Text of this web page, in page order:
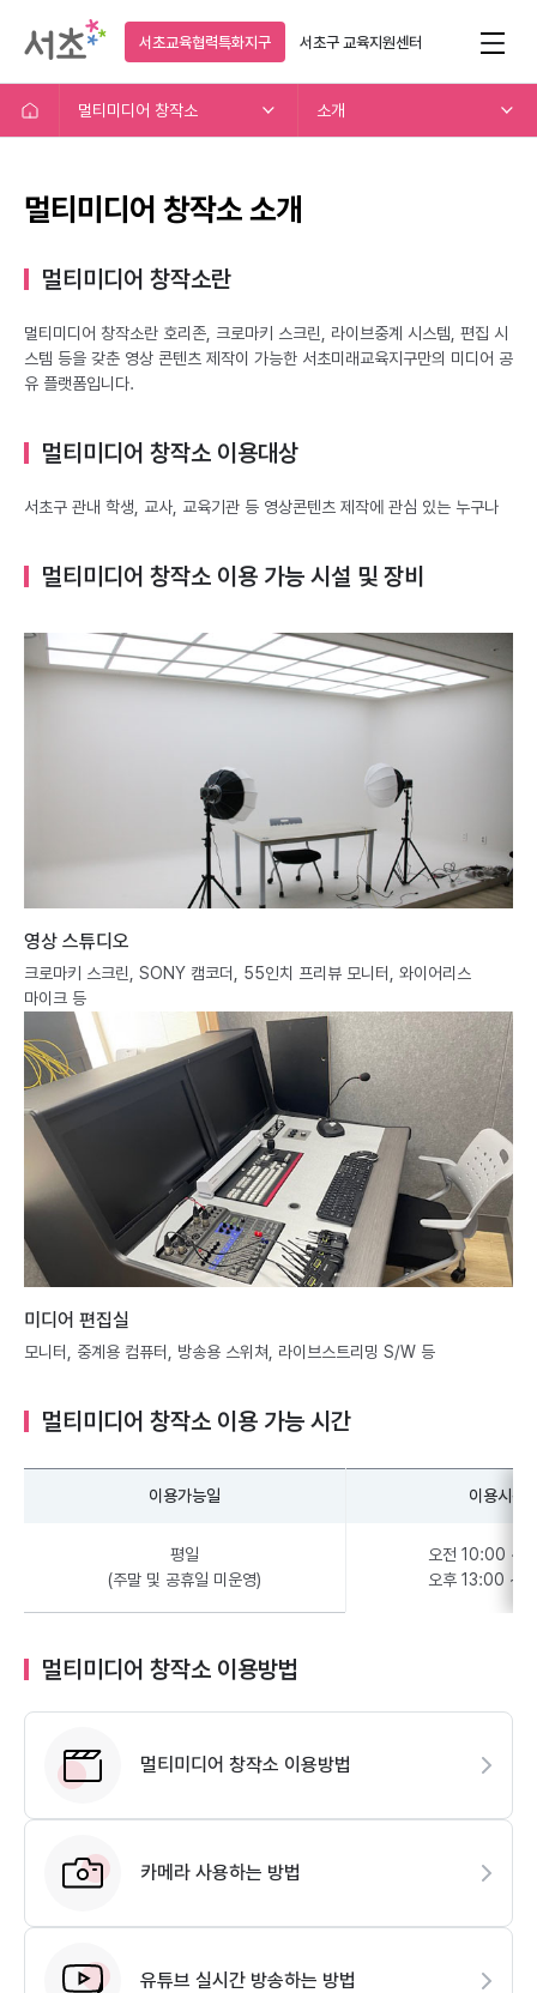
서초교육협력특화지구 서초구교육지원센터
멀티미디어 창작소 소개
멀티미디어 창작소 소개
멀티미디어 창작소란
멀티미디어 창작소란 호리존, 크로마키 스크린, 라이브중계 시스템, 편집 시
스템 등을 갖춘 영상 콘텐츠 제작이 가능한 서초미래교육지구만의 미디어 공
유 플랫폼입니다.
멀티미디어 창작소 이용대상
서초구 관내 학생, 교사, 교육기관 등 영상콘텐츠 제작에 관심 있는 누구나
멀티미디어 창작소 이용 가능 시설 및 장비
영상 스튜디오
크로마키 스크린, SONY 캠코더, 55인치 프리뷰 모니터, 와이어리스
마이크 등
미디어 편집실
모니터, 중계용 컴퓨터, 방송용 스위쳐, 라이브스트리밍 S/W 등
멀티미디어 창작소 이용 가능 시간
이용가능일 이용시간
평일
(주말 및 공휴일 미운영)
오전 10:00 ~
오후 13:00 ~
멀티미디어 창작소 이용방법
멀티미디어 창작소 이용방법
카메라 사용하는 방법
유튜브 실시간 방송하는 방법